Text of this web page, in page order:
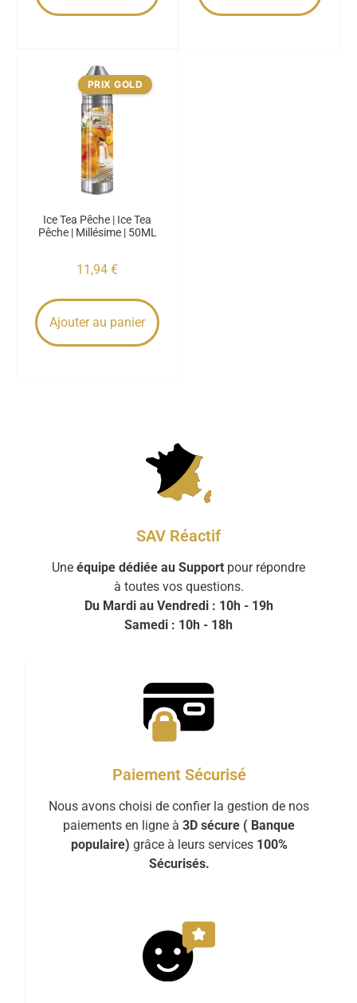
PRIX GOLD
Ice Tea Pêche | Ice Tea
Pêche | Millésime | 50ML
11,94 €
Ajouter au panier
SAV Réactif
Une équipe dédiée au Support pour répondre
à toutes vos questions.
Du Mardi au Vendredi : 10h - 19h
Samedi : 10h - 18h
Paiement Sécurisé
Nous avons choisi de confier la gestion de nos
paiements en ligne à 3D sécure ( Banque
populaire) grâce à leurs services 100%
Sécurisés.